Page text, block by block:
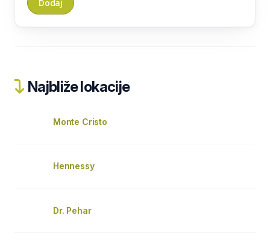
Najbliže lokacije
Monte Cristo
Hennessy
Dr. Pehar